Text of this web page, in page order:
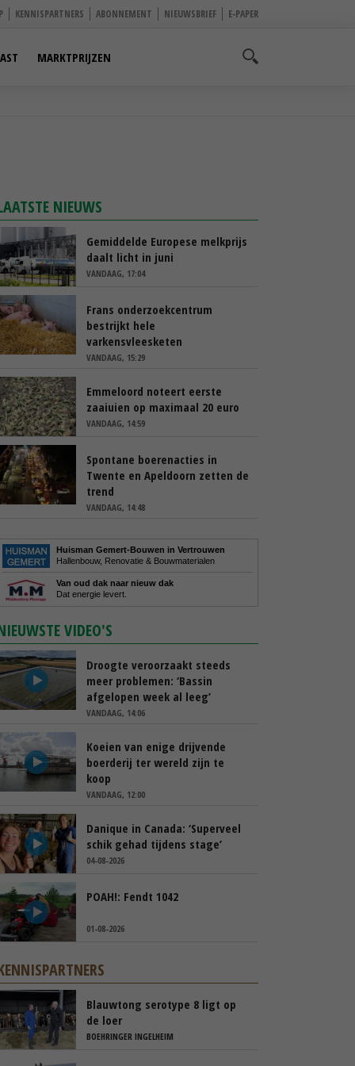
KENNISPARTNERS ABONNEMENT NIEUWSBRIEF E-PAPER
MARKTPRIJZEN
NIEUWS
Gemiddelde Europese melkprijs
daalt licht in juni
VANDAAG, 17:04
Frans onderzoekcentrum
bestrijkt hele
varkensvleesketen
VANDAAG, 15:29
Emmeloord noteert eerste
zaaiuien op maximaal 20 euro
VANDAAG, 14:59
Spontane boerenacties in
Twente en Apeldoorn zetten de
trend
VANDAAG, 14:48
Huisman Gemert-Bouwen in Vertrouwen
Hallenbouw, Renovatie & Bouwmaterialen
Van oud dak naar nieuw dak
Dat energie levert.
VIDEO'S
Droogte veroorzaakt steeds
meer problemen: ‘Bassin
afgelopen week al leeg’
VANDAAG, 14:06
Koeien van enige drijvende
boerderij ter wereld zijn te
koop
VANDAAG, 12:00
Danique in Canada: ‘Superveel
schik gehad tijdens stage’
04-08-2026
POAH!: Fendt 1042
01-08-2026
Blauwtong serotype 8 ligt op
de loer
BOEHRINGER INGELHEIM